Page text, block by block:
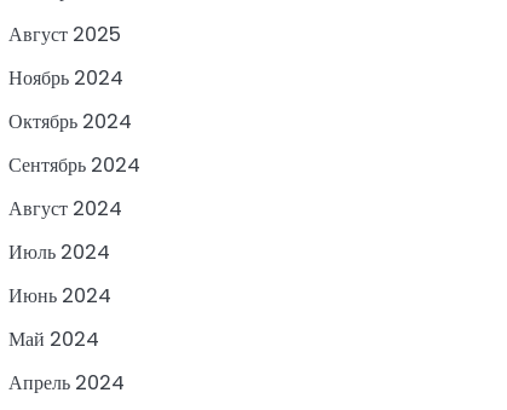
Август 2025
Ноябрь 2024
Октябрь 2024
Сентябрь 2024
Август 2024
Июль 2024
Июнь 2024
Май 2024
Апрель 2024